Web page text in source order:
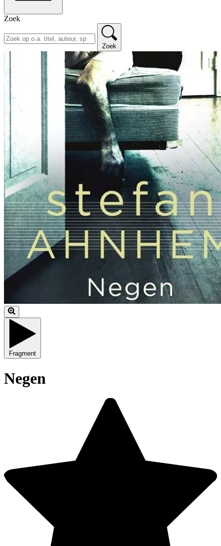
Zoek
Zoek
Fragment
Negen